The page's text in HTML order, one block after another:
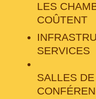
LES
COÛTENT
SERVICES
SALLES DE